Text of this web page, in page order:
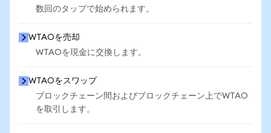
数回のタップで始められます。
WTAOを売却
WTAOを現金に交換します。
WTAOをスワップ
ブロックチェーン間およびブロックチェーン上でWTAO
を取引します。